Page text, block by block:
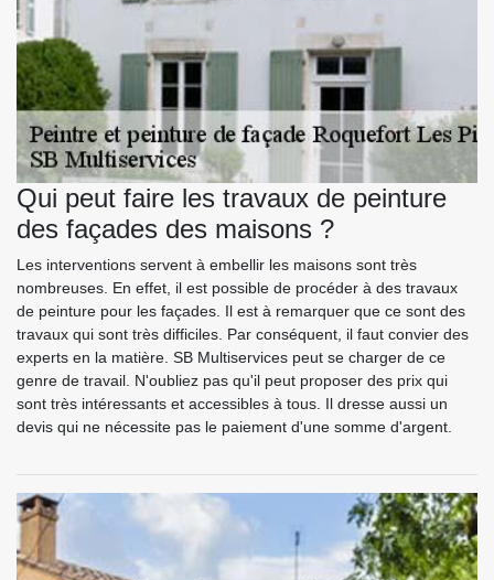
Qui peut faire les travaux de peinture
des façades des maisons ?
Les interventions servent à embellir les maisons sont très
nombreuses. En effet, il est possible de procéder à des travaux
de peinture pour les façades. Il est à remarquer que ce sont des
travaux qui sont très difficiles. Par conséquent, il faut convier des
experts en la matière. SB Multiservices peut se charger de ce
genre de travail. N'oubliez pas qu'il peut proposer des prix qui
sont très intéressants et accessibles à tous. Il dresse aussi un
devis qui ne nécessite pas le paiement d'une somme d'argent.